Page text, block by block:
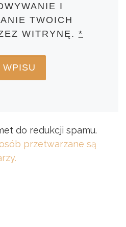
I
TWOICH
WITRYNĘ.*
do redukcji spamu.
przetwarzane są